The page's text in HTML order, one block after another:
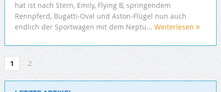
hat ist nach Stern, Emily, Flying B, springendem
Rennpferd, Bugatti-Oval und Aston-Flügel nun auch
endlich der Sportwagen mit dem Neptu... Weiterlesen
1 2